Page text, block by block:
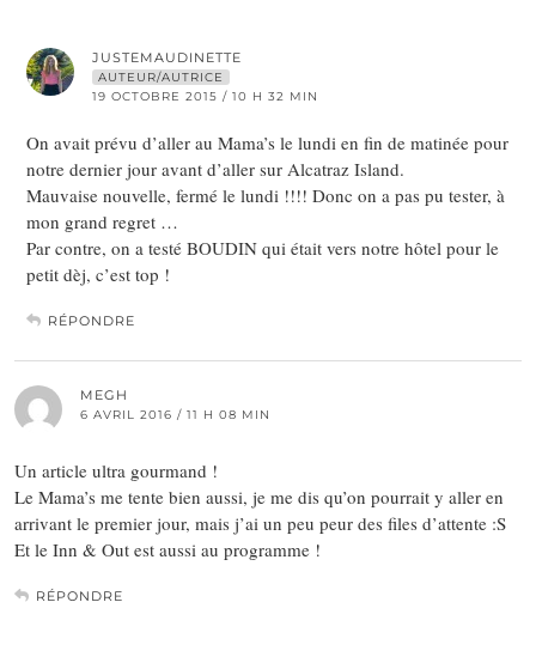
JUSTEMAUDINETTE
AUTEUR/AUTRICE
19 OCTOBRE 2015 / 10 H 32 MIN
On avait prévu d’aller au Mama’s le lundi en fin de matinée pour
notre dernier jour avant d’aller sur Alcatraz Island.
Mauvaise nouvelle, fermé le lundi !!!! Donc on a pas pu tester, à
mon grand regret …
Par contre, on a testé BOUDIN qui était vers notre hôtel pour le
petit dèj, c’est top !
RÉPONDRE
MEGH
6 AVRIL 2016 / 11 H 08 MIN
Un article ultra gourmand !
Le Mama’s me tente bien aussi, je me dis qu’on pourrait y aller en
arrivant le premier jour, mais j’ai un peu peur des files d’attente :S
Et le Inn & Out est aussi au programme !
RÉPONDRE